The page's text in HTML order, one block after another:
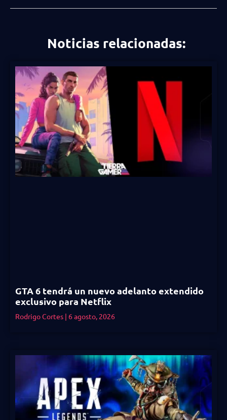
Noticias relacionadas:
GTA 6 tendrá un nuevo adelanto extendido
exclusivo para Netflix
Rodrigo Cortes 6 agosto, 2026